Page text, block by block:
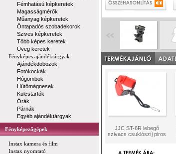
Fémhatású képkeretek
Magasságmérők
Műanyag képkeretek
Öntapadós szobadekorok
Szives képkeretek
Több képes keretek
Üveg keretek
Fényképes ajándéktárgyak
Ajándékdobozok
Fotókockák
Hógömbök
Hűtőmágnesek
Kulcstartók
Órák
Párnák
Egyéb ajándéktárgyak
Fényképezőgépek
Instax kamera és film
Instax nyomtató
JJC ST-6R lebegő
szivacs csuklószíj piros